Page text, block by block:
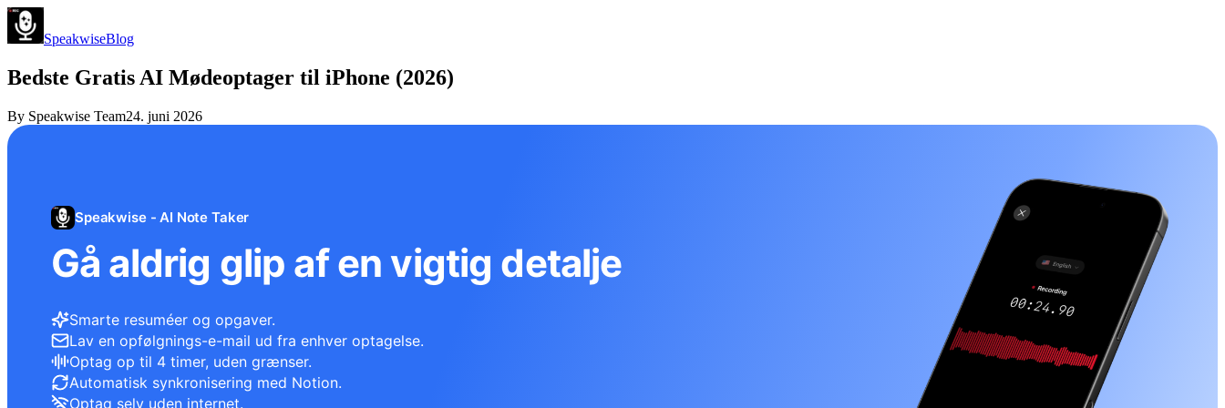
SpeakwiseBlog
Bedste Gratis AI Mødeoptager til iPhone (2026)
By Speakwise Team24. juni 2026
Speakwise - AI Note Taker
Gå aldrig glip af en vigtig detalje
Smarte resuméer og opgaver.
Lav en opfølgnings-e-mail ud fra enhver optagelse.
Optag op til 4 timer, uden grænser.
Automatisk synkronisering med Notion.
Optag selv uden internet.